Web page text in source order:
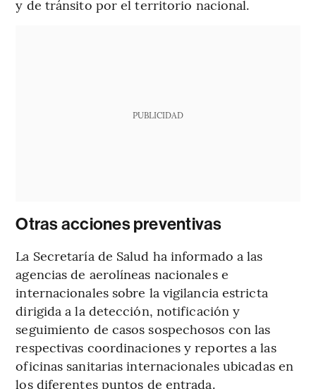
y de tránsito por el territorio nacional.
PUBLICIDAD
Otras acciones preventivas
La Secretaría de Salud ha informado a las
agencias de aerolíneas nacionales e
internacionales sobre la vigilancia estricta
dirigida a la detección, notificación y
seguimiento de casos sospechosos con las
respectivas coordinaciones y reportes a las
oficinas sanitarias internacionales ubicadas en
los diferentes puntos de entrada.